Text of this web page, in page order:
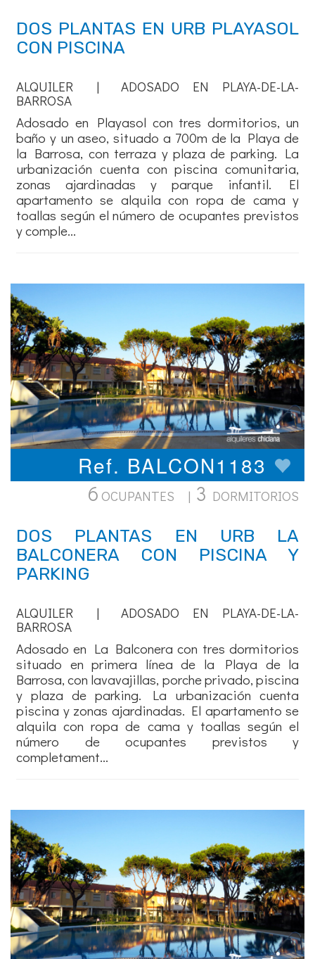
DOS PLANTAS EN URB PLAYASOL
CON PISCINA
ALQUILER | ADOSADO EN PLAYA-DE-LA-
BARROSA
Adosado en Playasol con tres dormitorios, un
baño y un aseo, situado a 700m de la Playa de
la Barrosa, con terraza y plaza de parking. La
urbanización cuenta con piscina comunitaria,
zonas ajardinadas y parque infantil. El
apartamento se alquila con ropa de cama y
toallas según el número de ocupantes previstos
y comple...
Ref. BALCON1183
6 OCUPANTES | 3 DORMITORIOS
DOS PLANTAS EN URB LA
BALCONERA CON PISCINA Y
PARKING
ALQUILER | ADOSADO EN PLAYA-DE-LA-
BARROSA
Adosado en La Balconera con tres dormitorios
situado en primera línea de la Playa de la
Barrosa, con lavavajillas, porche privado, piscina
y plaza de parking. La urbanización cuenta
piscina y zonas ajardinadas. El apartamento se
alquila con ropa de cama y toallas según el
número de ocupantes previstos y
completament...